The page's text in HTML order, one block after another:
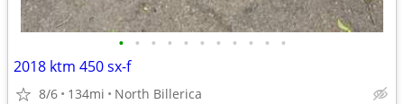
• • • • • • • • • • •
2018 ktm 450 sx-f
8/6 134mi North Billerica